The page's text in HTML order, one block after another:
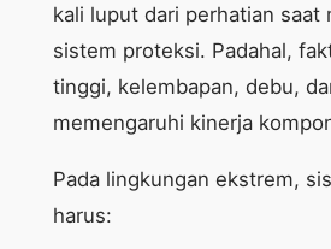
kali luput dari perhatian saat
sistem proteksi. Padahal,
tinggi, kelembapan, debu,
memengaruhi kinerja
Pada lingkungan ekstrem,
harus: